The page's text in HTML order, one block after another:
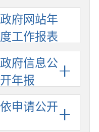
政府网站年
度工作报表
政府信息公
开年报
依申请公开